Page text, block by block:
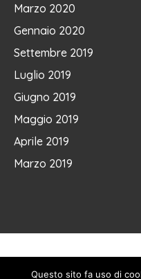
Marzo 2020
Gennaio 2020
Settembre 2019
Luglio 2019
Giugno 2019
Maggio 2019
Aprile 2019
Marzo 2019
Questo sito fa uso di